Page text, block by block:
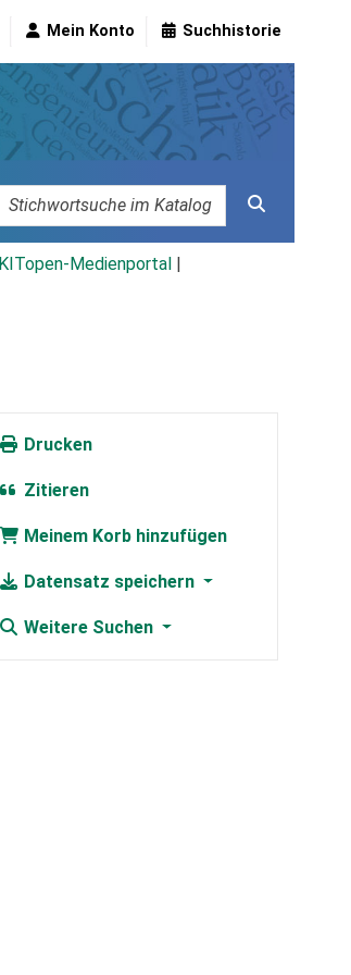
Mein Konto Suchhistorie
KITopen-Medienportal
Drucken
Zitieren
Meinem Korb hinzufügen
Datensatz speichern
Weitere Suchen